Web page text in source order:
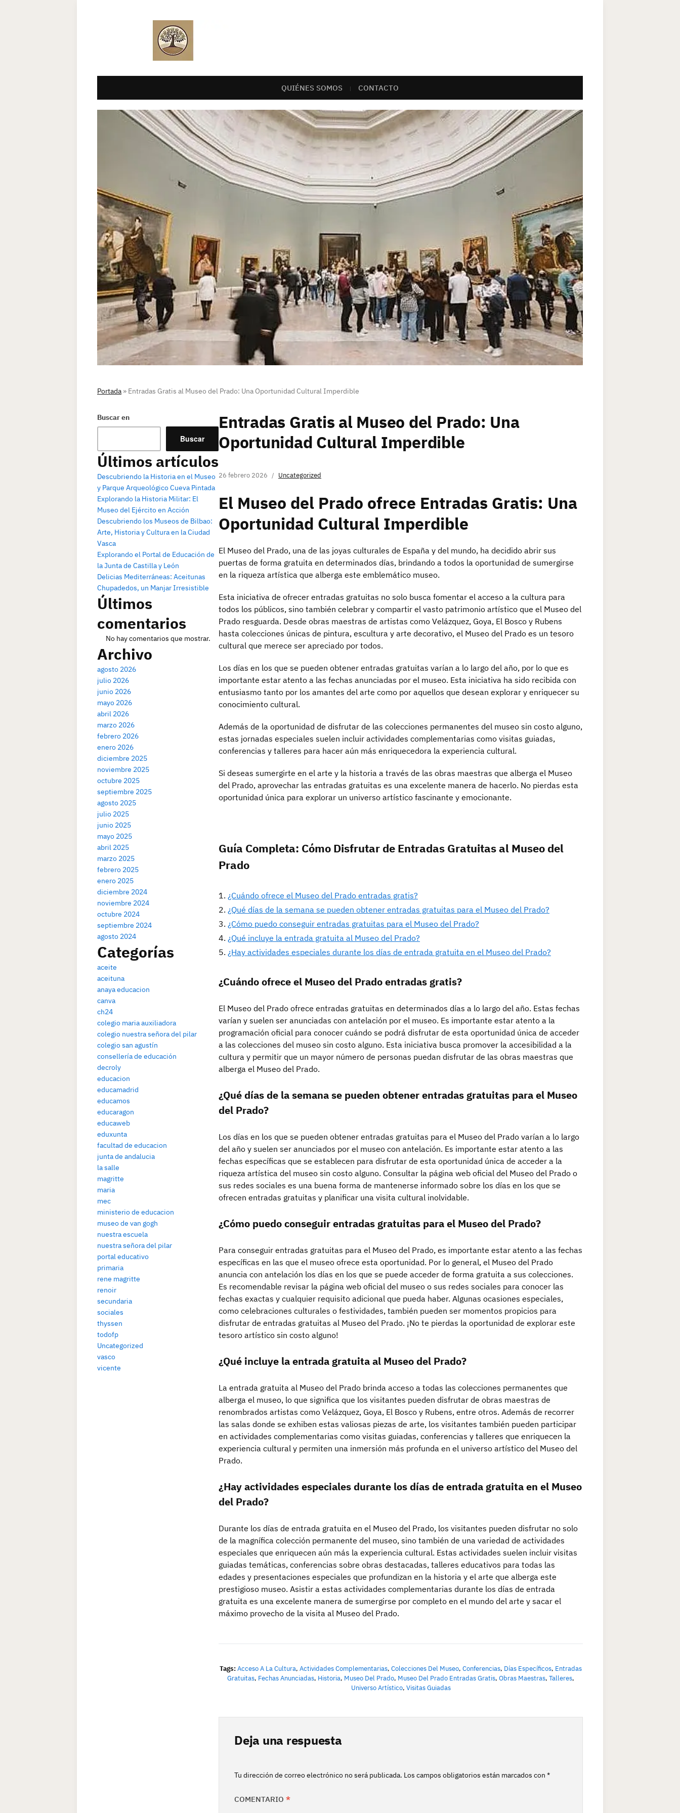
QUIÉNES SOMOS CONTACTO
Portada » Entradas Gratis al Museo del Prado: Una Oportunidad Cultural Imperdible
Buscar en
Buscar
Últimos artículos
Descubriendo la Historia en el Museo
y Parque Arqueológico Cueva Pintada
Explorando la Historia Militar: El
Museo del Ejército en Acción
Descubriendo los Museos de Bilbao:
Arte, Historia y Cultura en la Ciudad
Vasca
Explorando el Portal de Educación de
la Junta de Castilla y León
Delicias Mediterráneas: Aceitunas
Chupadedos, un Manjar Irresistible
Últimos
comentarios
No hay comentarios que mostrar.
Archivo
agosto 2026
julio 2026
junio 2026
mayo 2026
abril 2026
marzo 2026
febrero 2026
enero 2026
diciembre 2025
noviembre 2025
octubre 2025
septiembre 2025
agosto 2025
julio 2025
junio 2025
mayo 2025
abril 2025
marzo 2025
febrero 2025
enero 2025
diciembre 2024
noviembre 2024
octubre 2024
septiembre 2024
agosto 2024
Categorías
aceite
aceituna
anaya educacion
canva
ch24
colegio maria auxiliadora
colegio nuestra señora del pilar
colegio san agustín
consellería de educación
decroly
educacion
educamadrid
educamos
educaragon
educaweb
eduxunta
facultad de educacion
junta de andalucia
la salle
magritte
maria
mec
ministerio de educacion
museo de van gogh
nuestra escuela
nuestra señora del pilar
portal educativo
primaria
rene magritte
renoir
secundaria
sociales
thyssen
todofp
Uncategorized
vasco
vicente
Entradas Gratis al Museo del Prado: Una
Oportunidad Cultural Imperdible
26 febrero 2026 Uncategorized
El Museo del Prado ofrece Entradas Gratis: Una
Oportunidad Cultural Imperdible
El Museo del Prado, una de las joyas culturales de España y del mundo, ha decidido abrir sus
puertas de forma gratuita en determinados días, brindando a todos la oportunidad de sumergirse
en la riqueza artística que alberga este emblemático museo.
Esta iniciativa de ofrecer entradas gratuitas no solo busca fomentar el acceso a la cultura para
todos los públicos, sino también celebrar y compartir el vasto patrimonio artístico que el Museo del
Prado resguarda. Desde obras maestras de artistas como Velázquez, Goya, El Bosco y Rubens
hasta colecciones únicas de pintura, escultura y arte decorativo, el Museo del Prado es un tesoro
cultural que merece ser apreciado por todos.
Los días en los que se pueden obtener entradas gratuitas varían a lo largo del año, por lo que es
importante estar atento a las fechas anunciadas por el museo. Esta iniciativa ha sido recibida con
entusiasmo tanto por los amantes del arte como por aquellos que desean explorar y enriquecer su
conocimiento cultural.
Además de la oportunidad de disfrutar de las colecciones permanentes del museo sin costo alguno,
estas jornadas especiales suelen incluir actividades complementarias como visitas guiadas,
conferencias y talleres para hacer aún más enriquecedora la experiencia cultural.
Si deseas sumergirte en el arte y la historia a través de las obras maestras que alberga el Museo
del Prado, aprovechar las entradas gratuitas es una excelente manera de hacerlo. No pierdas esta
oportunidad única para explorar un universo artístico fascinante y emocionante.
Guía Completa: Cómo Disfrutar de Entradas Gratuitas al Museo del
Prado
¿Cuándo ofrece el Museo del Prado entradas gratis?
¿Qué días de la semana se pueden obtener entradas gratuitas para el Museo del Prado?
¿Cómo puedo conseguir entradas gratuitas para el Museo del Prado?
¿Qué incluye la entrada gratuita al Museo del Prado?
¿Hay actividades especiales durante los días de entrada gratuita en el Museo del Prado?
¿Cuándo ofrece el Museo del Prado entradas gratis?
El Museo del Prado ofrece entradas gratuitas en determinados días a lo largo del año. Estas fechas
varían y suelen ser anunciadas con antelación por el museo. Es importante estar atento a la
programación oficial para conocer cuándo se podrá disfrutar de esta oportunidad única de acceder
a las colecciones del museo sin costo alguno. Esta iniciativa busca promover la accesibilidad a la
cultura y permitir que un mayor número de personas puedan disfrutar de las obras maestras que
alberga el Museo del Prado.
¿Qué días de la semana se pueden obtener entradas gratuitas para el Museo
del Prado?
Los días en los que se pueden obtener entradas gratuitas para el Museo del Prado varían a lo largo
del año y suelen ser anunciados por el museo con antelación. Es importante estar atento a las
fechas específicas que se establecen para disfrutar de esta oportunidad única de acceder a la
riqueza artística del museo sin costo alguno. Consultar la página web oficial del Museo del Prado o
sus redes sociales es una buena forma de mantenerse informado sobre los días en los que se
ofrecen entradas gratuitas y planificar una visita cultural inolvidable.
¿Cómo puedo conseguir entradas gratuitas para el Museo del Prado?
Para conseguir entradas gratuitas para el Museo del Prado, es importante estar atento a las fechas
específicas en las que el museo ofrece esta oportunidad. Por lo general, el Museo del Prado
anuncia con antelación los días en los que se puede acceder de forma gratuita a sus colecciones.
Es recomendable revisar la página web oficial del museo o sus redes sociales para conocer las
fechas exactas y cualquier requisito adicional que pueda haber. Algunas ocasiones especiales,
como celebraciones culturales o festividades, también pueden ser momentos propicios para
disfrutar de entradas gratuitas al Museo del Prado. ¡No te pierdas la oportunidad de explorar este
tesoro artístico sin costo alguno!
¿Qué incluye la entrada gratuita al Museo del Prado?
La entrada gratuita al Museo del Prado brinda acceso a todas las colecciones permanentes que
alberga el museo, lo que significa que los visitantes pueden disfrutar de obras maestras de
renombrados artistas como Velázquez, Goya, El Bosco y Rubens, entre otros. Además de recorrer
las salas donde se exhiben estas valiosas piezas de arte, los visitantes también pueden participar
en actividades complementarias como visitas guiadas, conferencias y talleres que enriquecen la
experiencia cultural y permiten una inmersión más profunda en el universo artístico del Museo del
Prado.
¿Hay actividades especiales durante los días de entrada gratuita en el Museo
del Prado?
Durante los días de entrada gratuita en el Museo del Prado, los visitantes pueden disfrutar no solo
de la magnífica colección permanente del museo, sino también de una variedad de actividades
especiales que enriquecen aún más la experiencia cultural. Estas actividades suelen incluir visitas
guiadas temáticas, conferencias sobre obras destacadas, talleres educativos para todas las
edades y presentaciones especiales que profundizan en la historia y el arte que alberga este
prestigioso museo. Asistir a estas actividades complementarias durante los días de entrada
gratuita es una excelente manera de sumergirse por completo en el mundo del arte y sacar el
máximo provecho de la visita al Museo del Prado.
Tags:Acceso A La Cultura, Actividades Complementarias, Colecciones Del Museo, Conferencias, Días Específicos, Entradas
Gratuitas, Fechas Anunciadas, Historia, Museo Del Prado, Museo Del Prado Entradas Gratis, Obras Maestras, Talleres,
Universo Artístico, Visitas Guiadas
Deja una respuesta
Tu dirección de correo electrónico no será publicada. Los campos obligatorios están marcados con *
COMENTARIO *